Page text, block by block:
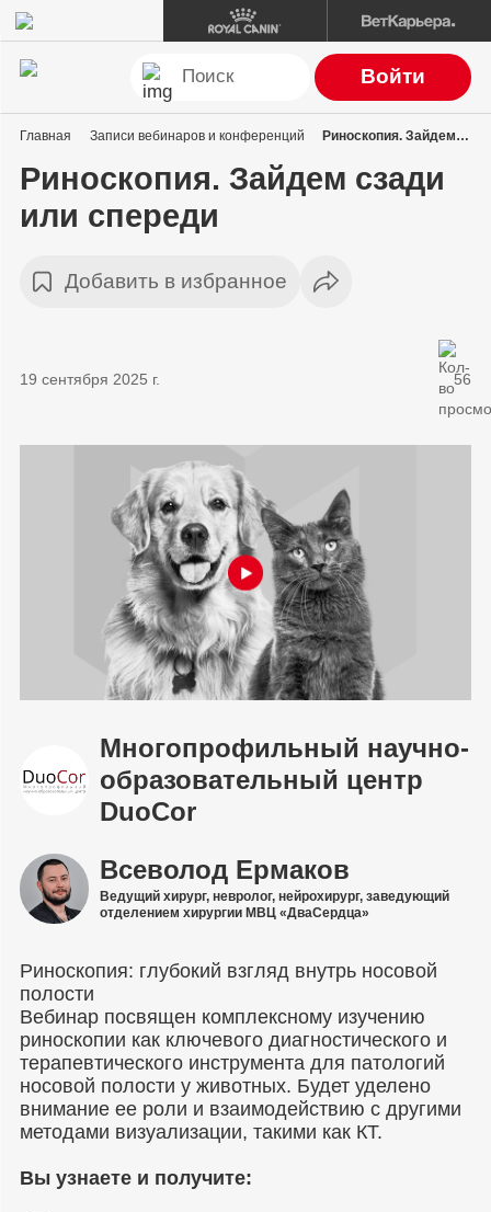
Войти
Главная Записи вебинаров и конференций Риноскопия. Зайдем сзади или спереди
Риноскопия. Зайдем сзади
или спереди
Добавить в избранное
19 сентября 2025 г. 56
Многопрофильный научно-
образовательный центр
DuoCor
Всеволод Ермаков
Ведущий хирург, невролог, нейрохирург, заведующий
отделением хирургии МВЦ «ДваСердца»
Риноскопия: глубокий взгляд внутрь носовой
полости
Вебинар посвящен комплексному изучению
риноскопии как ключевого диагностического и
терапевтического инструмента для патологий
носовой полости у животных. Будет уделено
внимание ее роли и взаимодействию с другими
методами визуализации, такими как КТ.
Вы узнаете и получите: